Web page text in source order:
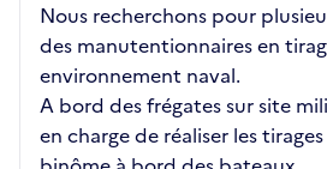
Nous recherchons pour
des manutentionnaires en
environnement naval.
A bord des frégates sur site
en charge de réaliser les